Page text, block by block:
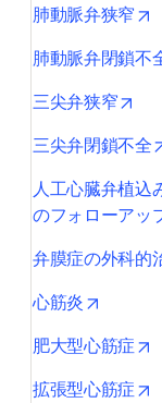
肺動脈弁狭窄
肺動脈弁閉鎖不
三尖弁狭窄
三尖弁閉鎖不全
人工心臓弁植込
のフォローアッ
弁膜症の外科的
心筋炎
肥大型心筋症
拡張型心筋症